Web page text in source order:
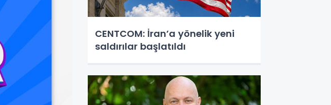
CENTCOM: İran’a yönelik yeni
saldırılar başlatıldı